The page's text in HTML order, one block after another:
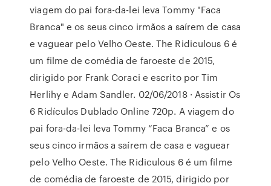
viagem do pai fora-da-lei leva Tommy "Faca
Branca" e os seus cinco irmãos a saírem de casa
e vaguear pelo Velho Oeste. The Ridiculous 6 é
um filme de comédia de faroeste de 2015,
dirigido por Frank Coraci e escrito por Tim
Herlihy e Adam Sandler. 02/06/2018 · Assistir Os
6 Ridículos Dublado Online 720p. A viagem do
pai fora-da-lei leva Tommy “Faca Branca” e os
seus cinco irmãos a saírem de casa e vaguear
pelo Velho Oeste. The Ridiculous 6 é um filme
de comédia de faroeste de 2015, dirigido por